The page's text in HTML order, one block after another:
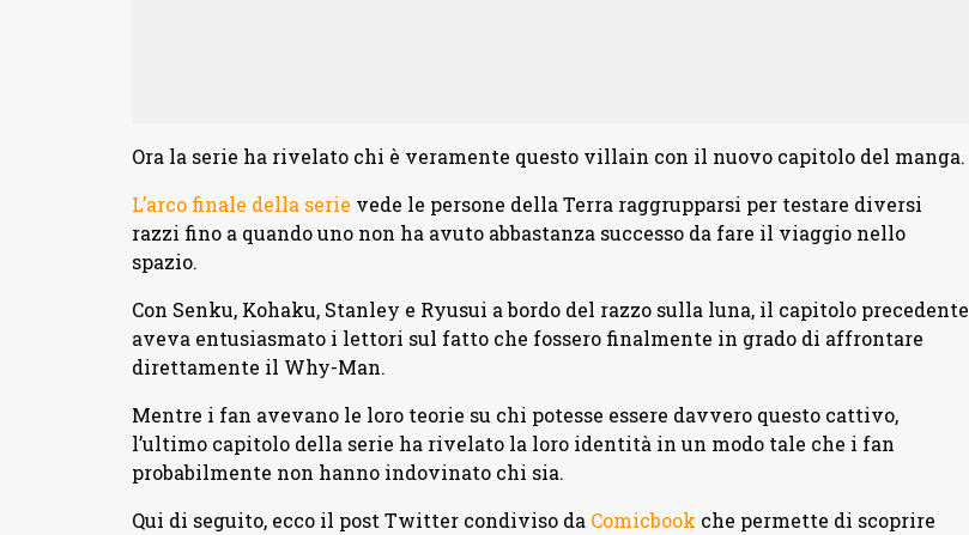
Ora la serie ha rivelato chi è veramente questo villain con il nuovo capitolo del manga.
L’arco finale della serie vede le persone della Terra raggrupparsi per testare diversi
razzi fino a quando uno non ha avuto abbastanza successo da fare il viaggio nello
spazio.
Con Senku, Kohaku, Stanley e Ryusui a bordo del razzo sulla luna, il capitolo precedente
aveva entusiasmato i lettori sul fatto che fossero finalmente in grado di affrontare
direttamente il Why-Man.
Mentre i fan avevano le loro teorie su chi potesse essere davvero questo cattivo,
l’ultimo capitolo della serie ha rivelato la loro identità in un modo tale che i fan
probabilmente non hanno indovinato chi sia.
Qui di seguito, ecco il post Twitter condiviso da Comicbook che permette di scoprire